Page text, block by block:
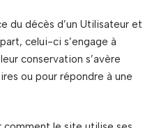
du décès d’un Utilisateur et
celui-ci s’engage à
conservation s’avère
ou pour répondre à une